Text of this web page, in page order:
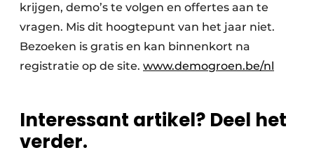
krijgen, demo’s te volgen en offertes aan te
vragen. Mis dit hoogtepunt van het jaar niet.
Bezoeken is gratis en kan binnenkort na
registratie op de site. www.demogroen.be/nl
Interessant artikel? Deel het
verder.